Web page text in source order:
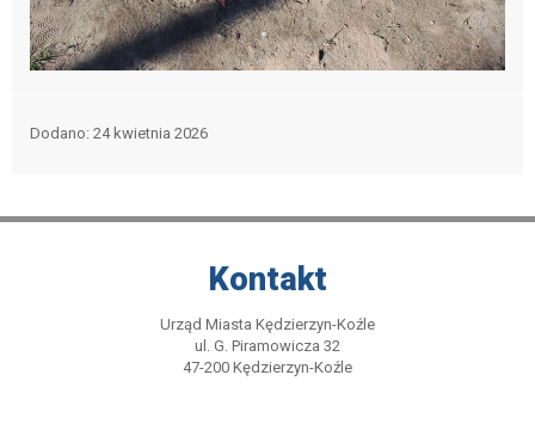
Dodano 24 kwietnia 2026
Kontakt
Urząd Miasta Kędzierzyn-Koźle
ul. G. Piramowicza 32
47-200 Kędzierzyn-Koźle